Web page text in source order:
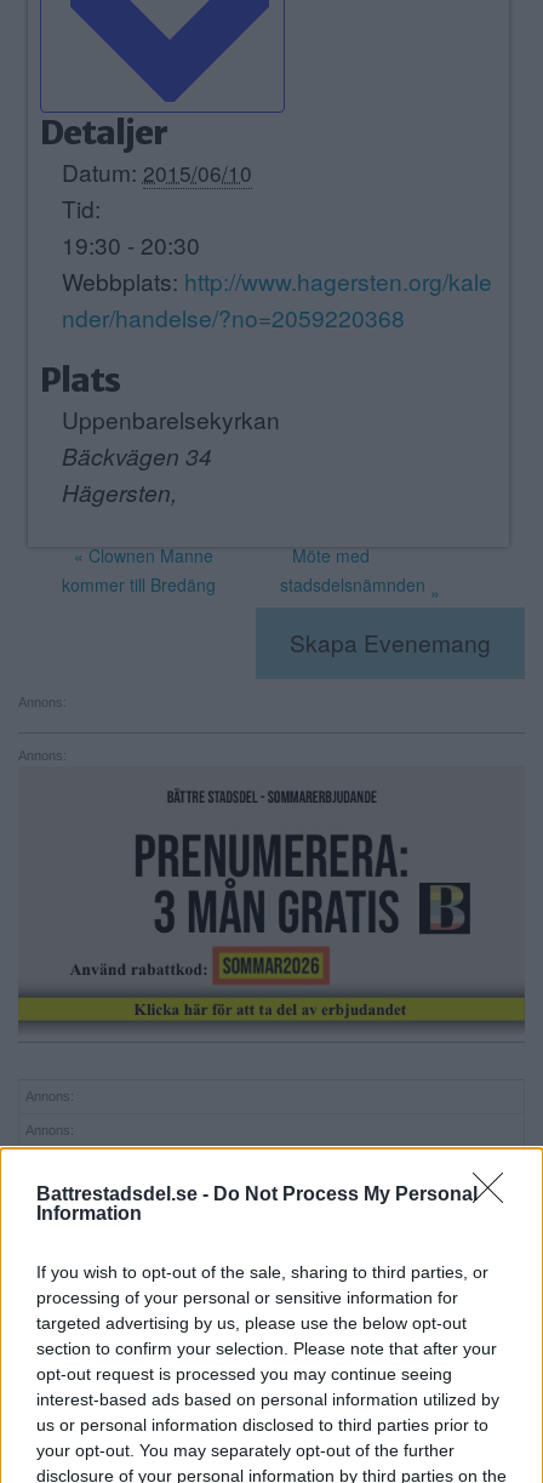
Battrestadsdel.se - Do Not Process My Personal
Information
If you wish to opt-out of the sale, sharing to third parties, or
processing of your personal or sensitive information for
targeted advertising by us, please use the below opt-out
section to confirm your selection. Please note that after your
opt-out request is processed you may continue seeing
interest-based ads based on personal information utilized by
us or personal information disclosed to third parties prior to
your opt-out. You may separately opt-out of the further
disclosure of your personal information by third parties on the
Detaljer
Datum: 2015/06/10
Tid:
19:30 - 20:30
Webbplats: http://www.hagersten.org/kale
nder/handelse/?no=2059220368
Plats
Uppenbarelsekyrkan
Bäckvägen 34
Hägersten,
« Clownen Manne
kommer till Bredäng
Möte med
stadsdelsnämnden »
Skapa Evenemang
Annons:
Annons:
Annons:
Annons:
Annons:
Annons: